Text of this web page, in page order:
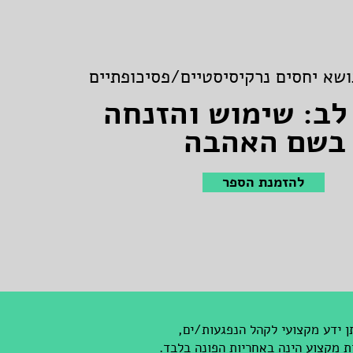
להזמנת הספר
יחסים נרקיסיסטיים/פסיכופתיים
שימוש והזנחה
בשם האהבה
ידע מקצועי לקהל הנפגעות/ים,
מקצוע הינה באחריות הפונה בלבד.